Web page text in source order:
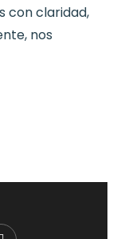
con claridad,
nos